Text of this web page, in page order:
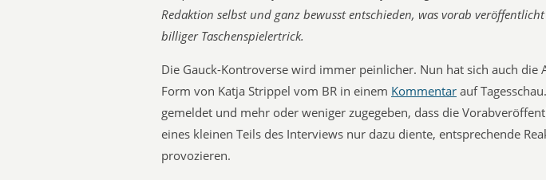
Redaktion selbst und ganz bewusst entschieden, was vorab
billiger Taschenspielertrick.
Die Gauck-Kontroverse wird immer peinlicher. Nun hat sich auch die
Form von Katja Strippel vom BR in einem Kommentar auf
gemeldet und mehr oder weniger zugegeben, dass die
eines kleinen Teils des Interviews nur dazu diente, entsprechende
provozieren.